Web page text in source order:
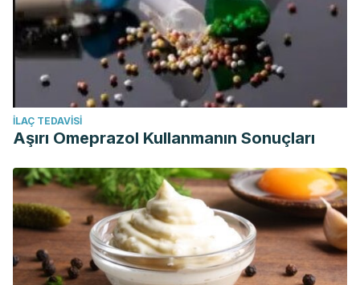
İLAÇ TEDAVISI
Aşırı Omeprazol Kullanmanın Sonuçları